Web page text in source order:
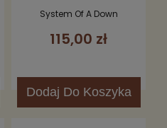
System Of A Down
115,00 zł
Dodaj Do Koszyka